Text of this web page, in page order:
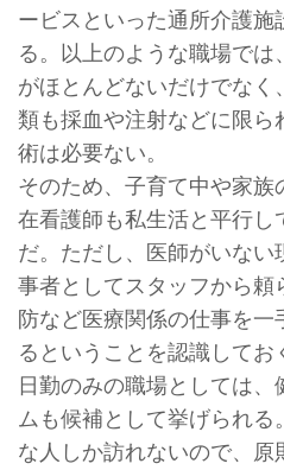
ービスといった通所介護
る。以上のような職場で
がほとんどないだけでな
類も採血や注射などに限ら
術は必要ない。
そのため、子育て中や家
在看護師も私生活と平行
だ。ただし、医師がいない
事者としてスタッフから頼
防など医療関係の仕事を
るということを認識してお
日勤のみの職場としては
ムも候補として挙げられ
な人しか訪れないので、